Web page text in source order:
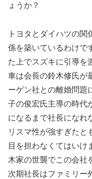
ょうか？
トヨタとダイハツの
係を築いているわけで
た上でスズキに引導を
車は会長の鈴木修氏が
ーゲン社との離婚問題
子の俊宏氏主導の時代
になるまで社長になれ
リスマ性が強すぎたと
目を担わなくてはいけ
木家の世襲でこの会社
次期社長はファミリー